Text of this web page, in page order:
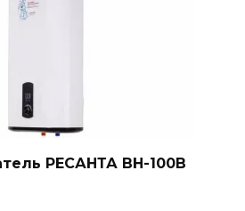
РЕСАНТА ВН-100В